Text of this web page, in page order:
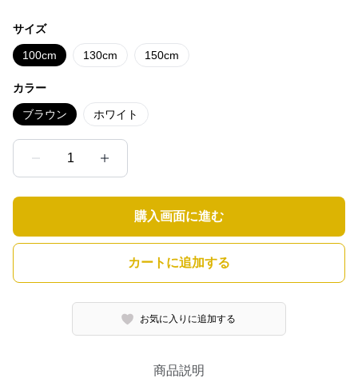
サイズ
100cm 130cm 150cm
カラー
ブラウン ホワイト
1
購入画面に進む
カートに追加する
お気に入りに追加する
商品説明